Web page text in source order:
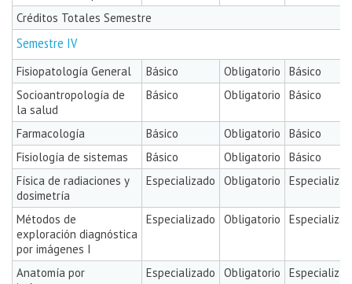
Créditos Totales Semestre
Semestre IV
Fisiopatología General Básico Obligatorio
Básico
Socioantropología de
la salud
Básico Obligatorio Básico
Farmacología Básico Obligatorio
Básico
Fisiología de sistemas
Básico Obligatorio
Básico
Física de radiaciones y
dosimetría
Especializado Obligatorio
Métodos de
exploración diagnóstica
por imágenes I
Especializado Obligatorio
Anatomía por
Especializado Obligatorio